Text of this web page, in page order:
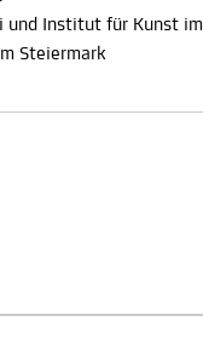
und Institut für Kunst im
Steiermark